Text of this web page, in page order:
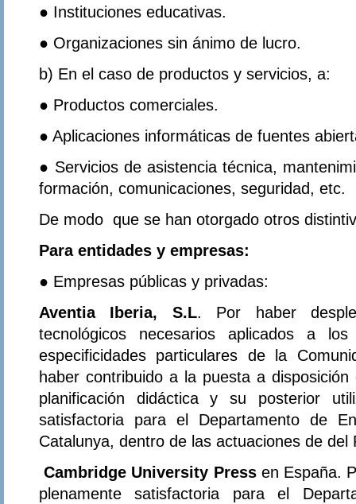
● Instituciones educativas.
● Organizaciones sin ánimo de lucro.
b) En el caso de productos y servicios, a:
● Productos comerciales.
● Aplicaciones informáticas de fuentes
● Servicios de asistencia técnica,
formación, comunicaciones, seguridad, etc.
De modo que se han otorgado otros
Para entidades y empresas:
● Empresas públicas y privadas:
Aventia Iberia, S.L. Por haber
tecnológicos necesarios aplicados a
especificidades particulares de la
haber contribuido a la puesta a
planificación didáctica y su posterior
satisfactoria para el Departamento de
Catalunya, dentro de las actuaciones de del
Cambridge University Pressen España.
plenamente satisfactoria para el